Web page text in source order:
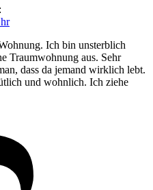
Ich bin unsterblich
Traumwohnung aus. Sehr
dass da jemand wirklich lebt.
und wohnlich. Ich ziehe